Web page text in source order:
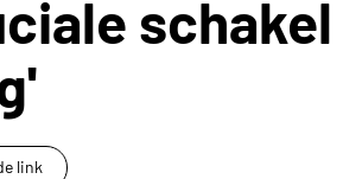
link